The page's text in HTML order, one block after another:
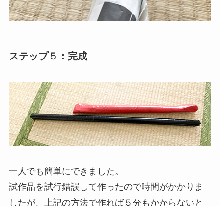
ステップ５：完成
一人でも簡単にできました。
試作品を試行錯誤して作ったので時間がかかりま
したが、上記の方法で作れば５分もかからないと